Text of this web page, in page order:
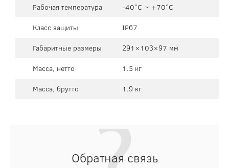
Рабочая температура
-40°C ~ +70°C
Класс защиты
IP67
Габаритные размеры
291×103×97 мм
Масса, нетто
1.5 кг
Масса, брутто
1.9 кг
Обратная связь